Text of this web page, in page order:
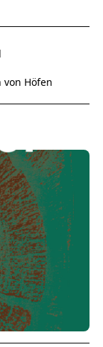
von Höfen